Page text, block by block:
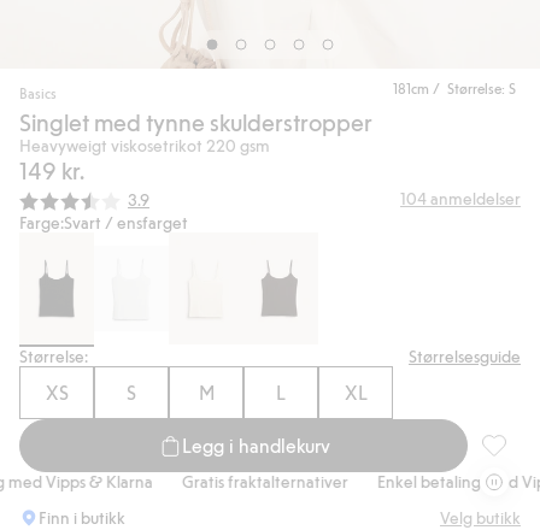
181cm / Størrelse: S
Basics
Singlet med tynne skulderstropper
Heavyweigt viskosetrikot 220 gsm
149 kr.
Gjennomsnittskarakter:
3.9 104anmeldelser
Farge:Svart / ensfarget
Størrelse: Størrelsesguide
XS S M L XL
Legg i handlekurv
Vipps & Klarna Gratis fraktalternativer
Enkel betaling med
Finn i butikk
Velg butikk